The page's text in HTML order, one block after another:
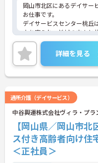
岡山市北区にあるデイサー
お仕事です。
デイサービスセンター桃丘
立ち寄られ、地域の方々と
サービスとして、その地域
「心」も［体］もお元気で
間を自信を持って提供します
ご興味がある方は是非一度
せください。さらに詳細な
詳細を見る
通所介護（デイサービス）
中谷興運株式会社ヴィラ・プラ
【岡山県／岡山市
ス付き高齢者向け住
＜正社員＞